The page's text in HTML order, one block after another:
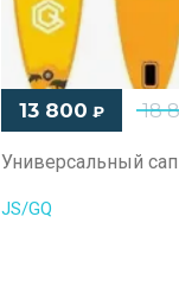
18
13 800 ₽
Универсальный
JS/GQ